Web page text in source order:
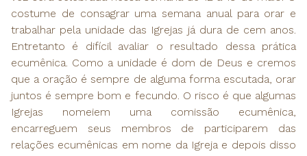
costume de consagrar uma semana anual para orar e
trabalhar pela unidade das Igrejas já dura de cem anos.
Entretanto é difícil avaliar o resultado dessa prática
ecumênica. Como a unidade é dom de Deus e cremos
que a oração é sempre de alguma forma escutada, orar
juntos é sempre bom e fecundo. O risco é que algumas
Igrejas nomeiem uma comissão ecumênica,
encarreguem seus membros de participarem das
relações ecumênicas em nome da Igreja e depois disso